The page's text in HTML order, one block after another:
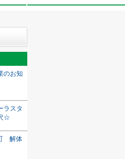
のお知
ラスタ
☆
解体